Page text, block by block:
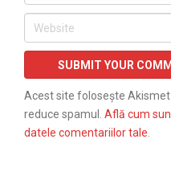
Acest site folosește
reduce spamul. Află cum
datele comentariilor tale